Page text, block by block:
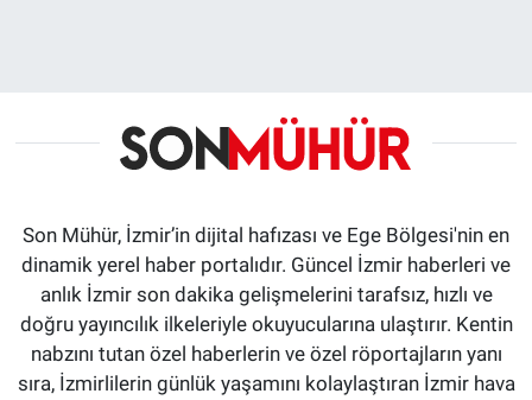
Son Mühür, İzmir’in dijital hafızası ve Ege Bölgesi'nin en
dinamik yerel haber portalıdır. Güncel İzmir haberleri ve
anlık İzmir son dakika gelişmelerini tarafsız, hızlı ve
doğru yayıncılık ilkeleriyle okuyucularına ulaştırır. Kentin
nabzını tutan özel haberlerin ve özel röportajların yanı
sıra, İzmirlilerin günlük yaşamını kolaylaştıran İzmir hava